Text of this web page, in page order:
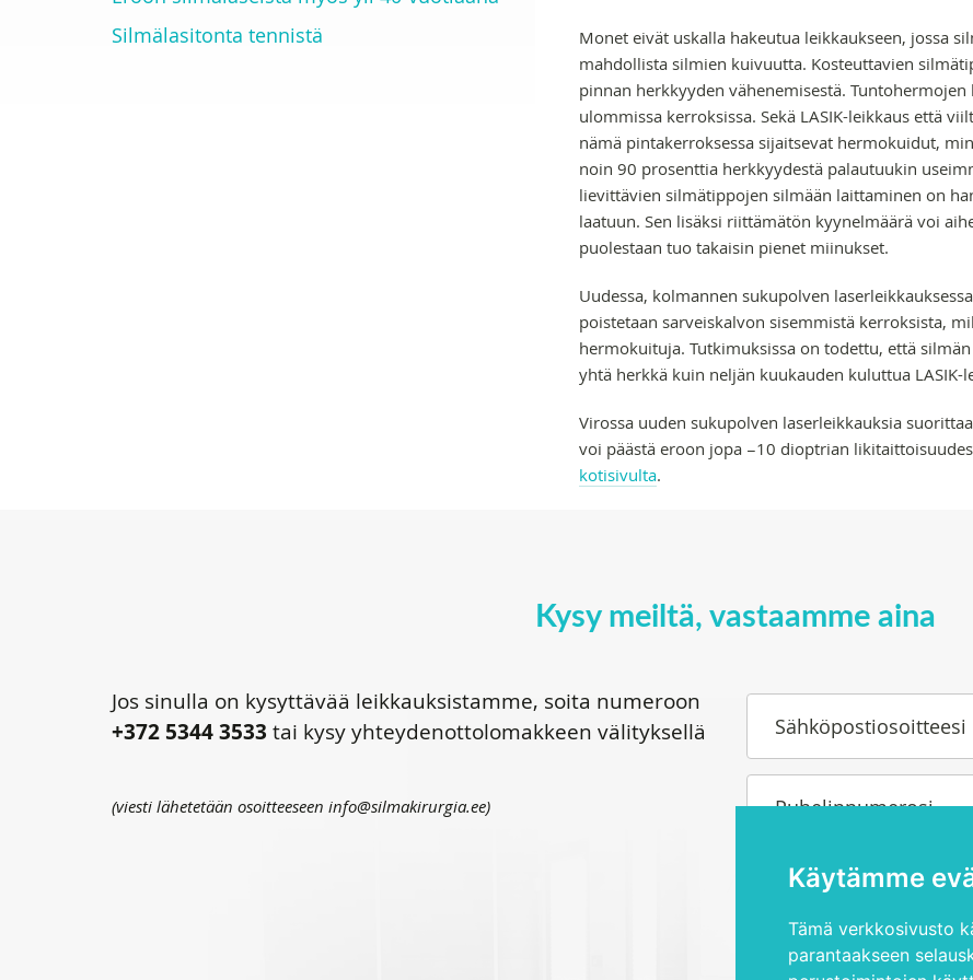
Käytämme
Tämä verkkosivusto
parantaakseen
Monet eivät uskalla hakeutua leikkaukseen, jossa
mahdollista silmien kuivuutta. Kosteuttavien
pinnan herkkyyden vähenemisestä.
ulommissa kerroksissa. Sekä LASIK-leikkaus että
nämä pintakerroksessa sijaitsevat hermokuidut,
noin 90 prosenttia herkkyydestä palautuukin
lievittävien silmätippojen silmään laittaminen on
laatuun. Sen lisäksi riittämätön kyynelmäärä voi
puolestaan tuo takaisin pienet miinukset.
Uudessa, kolmannen sukupolven laserleikkauksessa
poistetaan sarveiskalvon sisemmistä kerroksista,
hermokuituja. Tutkimuksissa on todettu, että
yhtä herkkä kuin neljän kuukauden kuluttua LASIK-
Virossa uuden sukupolven laserleikkauksia
voi päästä eroon jopa −10 dioptrian
kotisivulta.
Silmälasitonta tennistä
Kysy meiltä, vastaamme aina
Jos sinulla on kysyttävää leikkauksistamme, soita numeroon
+372 5344 3533 tai kysy yhteydenottolomakkeen välityksellä
(viesti lähetetään osoitteeseen info@silmakirurgia.ee)
Sähköpostiosoitteesi
Puhelinnumerosi
Kysymyksesi tai toiveesi